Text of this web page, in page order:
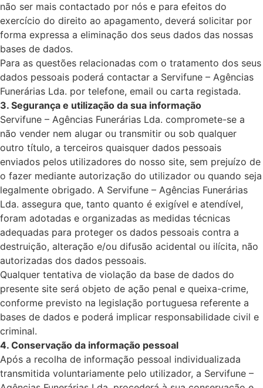
não ser mais contactado por nós e para efeitos do
exercício do direito ao apagamento, deverá solicitar por
forma expressa a eliminação dos seus dados das nossas
bases de dados.
Para as questões relacionadas com o tratamento dos seus
dados pessoais poderá contactar a Servifune – Agências
Funerárias Lda. por telefone, email ou carta registada.
3. Segurança e utilização da sua informação
Servifune – Agências Funerárias Lda. compromete-se a
não vender nem alugar ou transmitir ou sob qualquer
outro título, a terceiros quaisquer dados pessoais
enviados pelos utilizadores do nosso site, sem prejuízo de
o fazer mediante autorização do utilizador ou quando seja
legalmente obrigado. A Servifune – Agências Funerárias
Lda. assegura que, tanto quanto é exigível e atendível,
foram adotadas e organizadas as medidas técnicas
adequadas para proteger os dados pessoais contra a
destruição, alteração e/ou difusão acidental ou ilícita, não
autorizadas dos dados pessoais.
Qualquer tentativa de violação da base de dados do
presente site será objeto de ação penal e queixa-crime,
conforme previsto na legislação portuguesa referente a
bases de dados e poderá implicar responsabilidade civil e
criminal.
4. Conservação da informação pessoal
Após a recolha de informação pessoal individualizada
transmitida voluntariamente pelo utilizador, a Servifune –